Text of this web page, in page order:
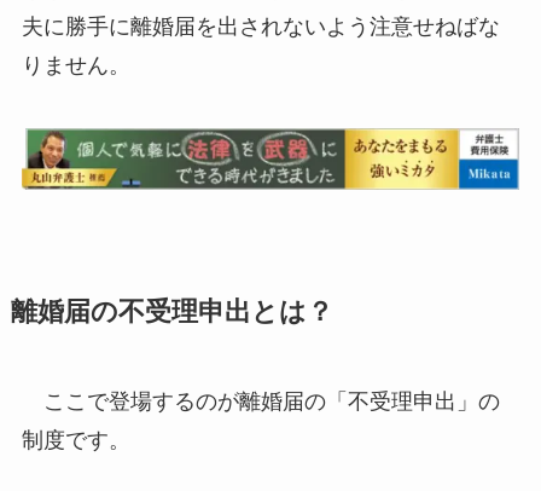
夫に勝手に離婚届を出されないよう注意せねばな
りません。
離婚届の不受理申出とは？
ここで登場するのが離婚届の「不受理申出」の
制度です。